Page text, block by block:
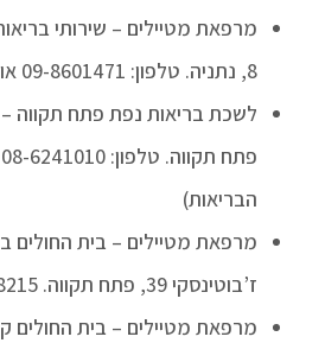
מרפאת מטיילים – שירותי
8, נתניה. טלפון: 09-8601471 או 2700*.
הבריאות)
מרפאת מטיילים – בית החולים
ז’בוטינסקי 39, פתח תקווה. 03-9378215.
מרפאת מטיילים – בית החולים